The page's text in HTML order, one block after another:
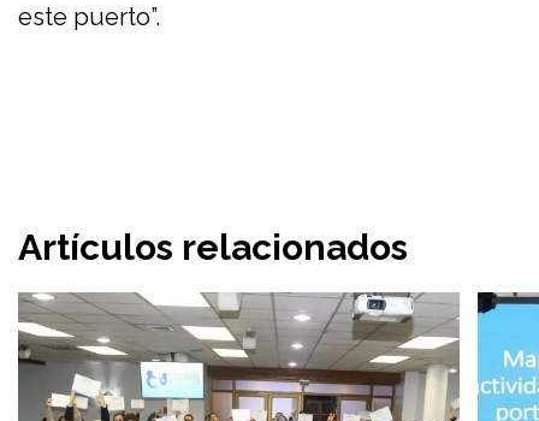
este puerto”.
Artículos relacionados